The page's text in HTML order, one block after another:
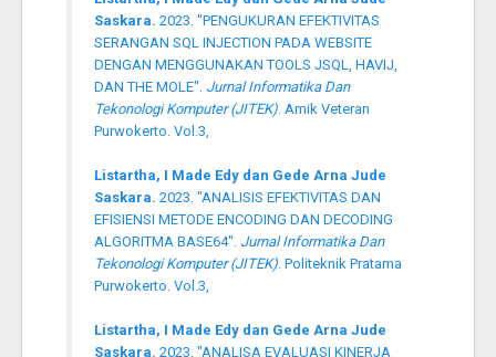
Saskara. 2023. "PENGUKURAN EFEKTIVITAS
SERANGAN SQL INJECTION PADA WEBSITE
DENGAN MENGGUNAKAN TOOLS JSQL, HAVIJ,
DAN THE MOLE". Jurnal Informatika Dan
Tekonologi Komputer (JITEK). Amik Veteran
Purwokerto. Vol.3,
Listartha, I Made Edy dan Gede Arna Jude
Saskara. 2023. "ANALISIS EFEKTIVITAS DAN
EFISIENSI METODE ENCODING DAN DECODING
ALGORITMA BASE64". Jurnal Informatika Dan
Tekonologi Komputer (JITEK). Politeknik Pratama
Purwokerto. Vol.3,
Listartha, I Made Edy dan Gede Arna Jude
Saskara. 2023. "ANALISA EVALUASI KINERJA